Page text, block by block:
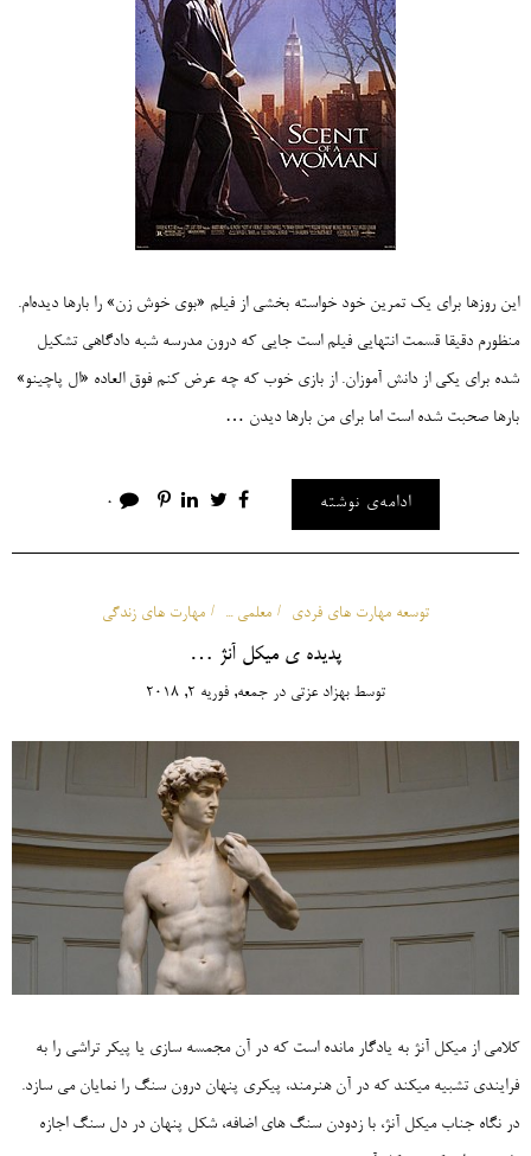
این روزها برای یک تمرین خود خواسته بخشی از فیلم «بوی خوش زن» را بارها دیده‌ام.
منظورم دقیقا قسمت انتهایی فیلم است جایی که درون مدرسه شبه دادگاهی تشکیل
شده برای یکی از دانش آموزان. از بازی خوب که چه عرض کنم فوق العاده «ال پاچینو»
بارها صحبت شده است اما برای من بارها دیدن …
ادامه‌ی نوشته 0
توسعه مهارت های فردی معلمی ... مهارت های زندگی
پدیده ی میکل آنژ …
توسطبهزاد عزتی در جمعه, فوریه 2, 2018
کلامی از میکل آنژ به یادگار مانده است که در آن مجمسه سازی یا پیکر تراشی را به
فرایندی تشبیه میکند که در آن هنرمند، پیکری پنهان درون سنگ را نمایان می سازد.
در نگاه جناب میکل آنژ، با زدودن سنگ های اضافه، شکل پنهان در دل سنگ اجازه